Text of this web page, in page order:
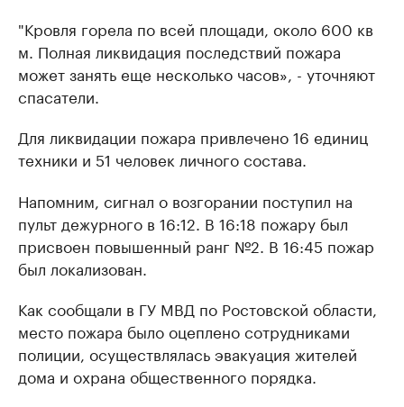
"Кровля горела по всей площади, около 600 кв
м. Полная ликвидация последствий пожара
может занять еще несколько часов», - уточняют
спасатели.
Для ликвидации пожара привлечено 16 единиц
техники и 51 человек личного состава.
Напомним, сигнал о возгорании поступил на
пульт дежурного в 16:12. В 16:18 пожару был
присвоен повышенный ранг №2. В 16:45 пожар
был локализован.
Как сообщали в ГУ МВД по Ростовской области,
место пожара было оцеплено сотрудниками
полиции, осуществлялась эвакуация жителей
дома и охрана общественного порядка.